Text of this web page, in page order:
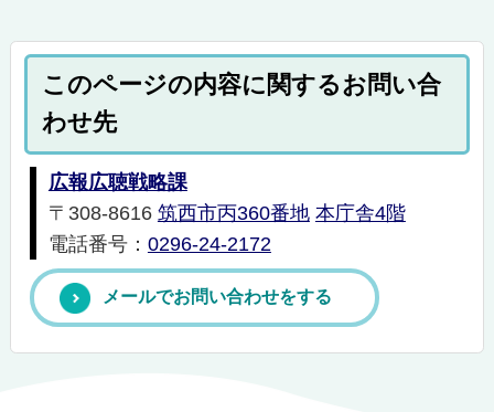
このページの内容に関するお問い合
わせ先
広報広聴戦略課
〒308-8616 筑西市丙360番地 本庁舎4階
電話番号： 0296-24-2172
メールでお問い合わせをする